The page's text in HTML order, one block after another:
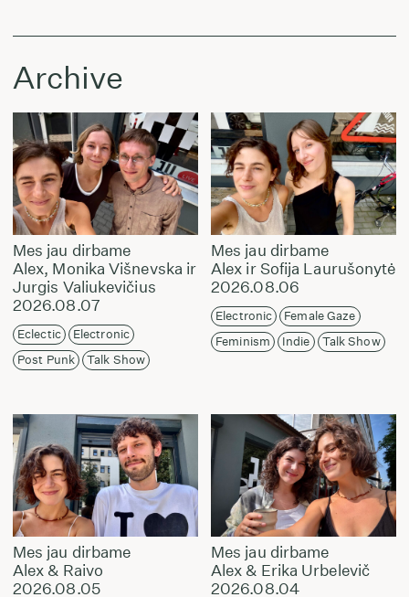
Archive
Mes jau dirbame
Alex, Monika Višnevska ir
Jurgis Valiukevičius
2026.08.07
Eclectic
Electronic
Post Punk
Talk Show
Mes jau dirbame
Alex ir Sofija Laurušonytė
2026.08.06
Electronic
Female Gaze
Feminism
Indie Talk Show
Mes jau dirbame
Alex & Raivo
2026.08.05
Mes jau dirbame
Alex & Erika Urbelevič
2026.08.04